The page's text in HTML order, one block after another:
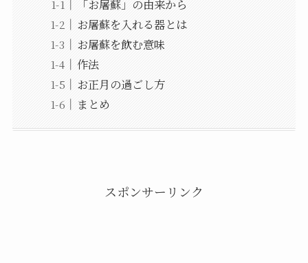
「お屠蘇」の由来から
お屠蘇を入れる器とは
お屠蘇を飲む意味
作法
お正月の過ごし方
まとめ
スポンサーリンク